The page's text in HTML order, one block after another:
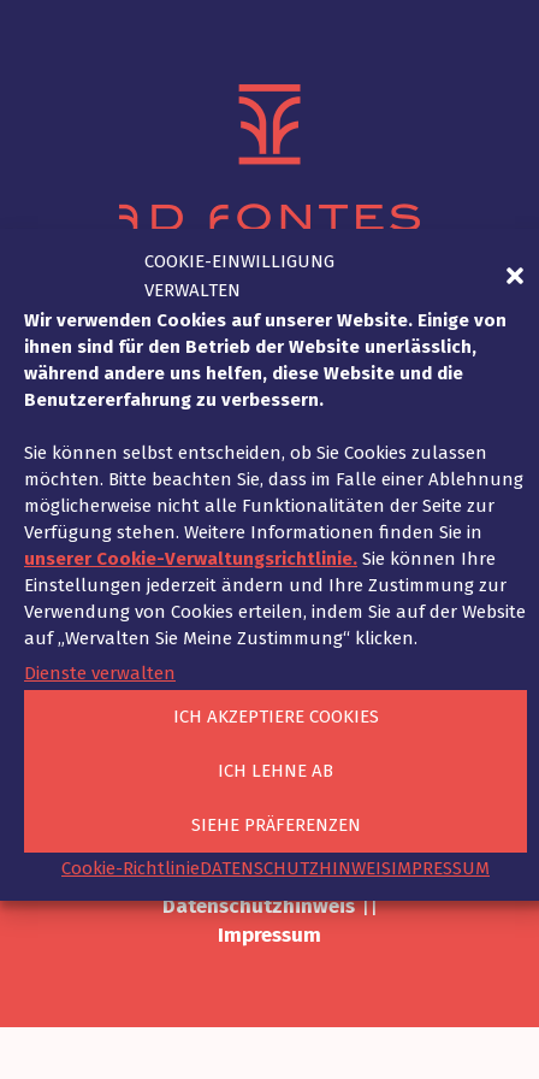
COOKIE-EINWILLIGUNG
VERWALTEN
Wir verwenden Cookies auf unserer Website. Einige von
ihnen sind für den Betrieb der Website unerlässlich,
während andere uns helfen, diese Website und die
Benutzererfahrung zu verbessern.
Sie können selbst entscheiden, ob Sie Cookies zulassen
möchten. Bitte beachten Sie, dass im Falle einer Ablehnung
möglicherweise nicht alle Funktionalitäten der Seite zur
Verfügung stehen. Weitere Informationen finden Sie in
unserer Cookie-Verwaltungsrichtlinie. Sie können Ihre
Einstellungen jederzeit ändern und Ihre Zustimmung zur
Verwendung von Cookies erteilen, indem Sie auf der Website
auf „Wervalten Sie Meine Zustimmung“ klicken.
Dienste verwalten
ICH AKZEPTIERE COOKIES
ICH LEHNE AB
SIEHE PRÄFERENZEN
Cookie-RichtlinieDATENSCHUTZHINWEISIMPRESSUM
DE
KANZLEI KANZLEIPHILOSOPHIE UNSER TEAM
UNSERE EXPERTISE
© 2021-2025 - Ad Fontes.
All rights reserved.
Cookie-Richtlinie||
Datenschutzhinweis||
Impressum